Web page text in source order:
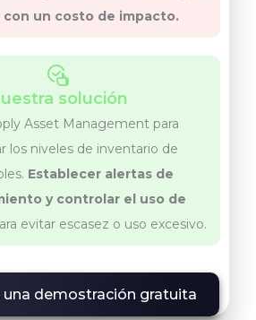
un costo de impacto.
solución
Asset Management para
los niveles de inventario de
Establecer alertas de
y controlar el uso de
evitar escasez o uso excesivo.
una demostración gratuita